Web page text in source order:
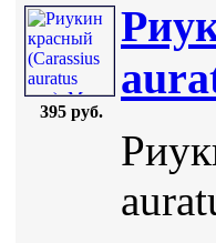
395 руб.